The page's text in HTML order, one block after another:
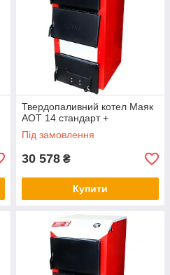
Твердопаливний котел Маяк
АОТ 14 стандарт +
Під замовлення
30 578 ₴
Купити